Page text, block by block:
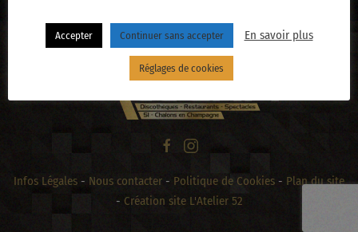
Infos Légales - Nous contacter - Politique de Cookies - Plan du site
- Création site L'Atelier 52
Accepter Continuer sans accepter En savoir plus
Réglages de cookies